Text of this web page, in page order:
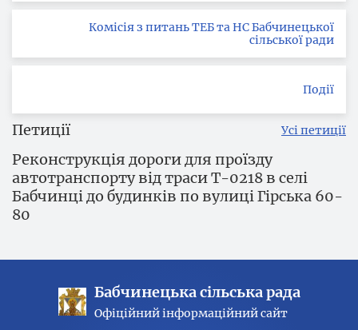
Комісія з питань ТЕБ та НС Бабчинецької
сільської ради
Події
Петиції Усі петиції
Реконструкція дороги для проїзду
автотранспорту від траси Т-0218 в селі
Бабчинці до будинків по вулиці Гірська 60-
80
Бабчинецька сільська рада
Офіційний інформаційний сайт